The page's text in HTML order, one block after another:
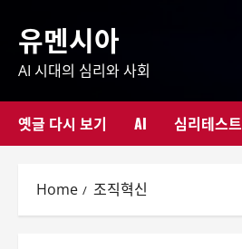
content
유멘시아
AI 시대의 심리와 사회
옛글 다시 보기 AI 심리테스트
Home 조직혁신